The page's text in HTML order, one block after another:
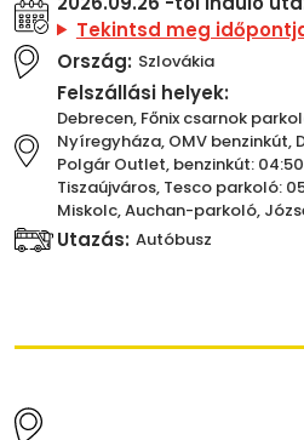
Tekintsd meg
Ország: Szlovákia
Felszállási helyek:
Debrecen, Főnix csarnok
Nyíregyháza, OMV benzinkút,
Polgár Outlet, benzinkút: 04:50
Tiszaújváros, Tesco parkoló:
Miskolc, Auchan-parkoló,
Utazás: Autóbusz